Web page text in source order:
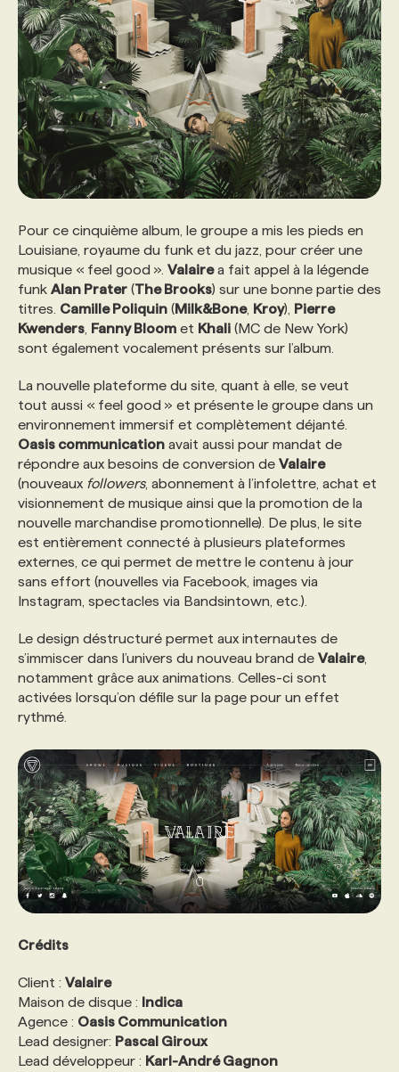
PROGRAMMES DE SUBVENTIONS
FAQ
ANNONCEZ AVEC NOUS
Pour ce cinquième album, le groupe a mis les pieds en
Louisiane, royaume du funk et du jazz, pour créer une
musique « feel good ». Valairea fait appel à la légende
funk Alan Prater (The Brooks) sur une bonne partie des
titres. Camille Poliquin (Milk&Bone, Kroy), Pierre
Kwenders Fanny Bloom et Khali (MC de New York)
sont également vocalement présents sur l’album.
La nouvelle plateforme du site, quant à elle, se veut
tout aussi « feel good » et présente le groupe dans un
environnement immersif et complètement déjanté.
Oasis communication avait aussi pour mandat de
répondre aux besoins de conversion de Valaire
(nouveaux followers, abonnement à l’infolettre, achat et
visionnement de musique ainsi que la promotion de la
nouvelle marchandise promotionnelle). De plus, le site
est entièrement connecté à plusieurs plateformes
externes, ce qui permet de mettre le contenu à jour
sans effort (nouvelles via Facebook, images via
Instagram, spectacles via Bandsintown, etc.).
Le design déstructuré permet aux internautes de
s’immiscer dans l’univers du nouveau brand de Valaire,
notamment grâce aux animations. Celles-ci sont
activées lorsqu’on défile sur la page pour un effet
rythmé.
Crédits
Client : Valaire
Maison de disque : Indica
Agence : Oasis Communication
Lead designer: Pascal Giroux
Lead développeur : Karl-André Gagnon